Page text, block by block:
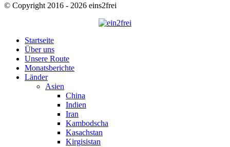
© Copyright 2016 - 2026 eins2frei
Startseite
Über uns
Unsere Route
Monatsberichte
Länder
Asien
China
Indien
Iran
Kambodscha
Kasachstan
Kirgisistan